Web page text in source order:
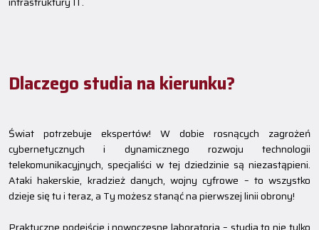
Dlaczego studia na kierunku?
Świat potrzebuje ekspertów! W dobie rosnących zagrożeń
cybernetycznych i dynamicznego rozwoju technologii
telekomunikacyjnych, specjaliści w tej dziedzinie są niezastąpieni.
Ataki hakerskie, kradzież danych, wojny cyfrowe – to wszystko
dzieje się tu i teraz, a Ty możesz stanąć na pierwszej linii obrony!